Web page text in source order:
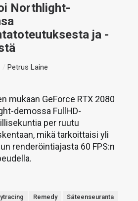
Northlight-
ja -
/Petrus Laine
mukaan GeForce RTX 2080
demossa FullHD-
per ruutu
mikä tarkoittaisi yli
renderöintiajasta 60 FPS:n
Remedy Säteenseuranta